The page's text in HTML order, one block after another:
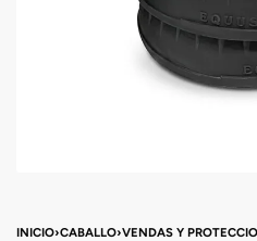
INICIO›CABALLO›VENDAS Y